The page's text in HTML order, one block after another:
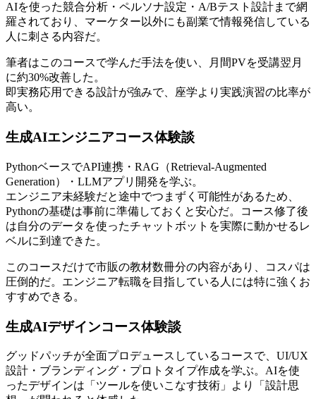
AIを使った競合分析・ペルソナ設定・A/Bテスト設計まで網
羅されており、マーケター以外にも副業で情報発信している
人に刺さる内容だ。
筆者はこのコースで学んだ手法を使い、月間PVを受講翌月
に約30%改善した。
即実務応用できる設計が強みで、座学より実践演習の比率が
高い。
生成AIエンジニアコース体験談
PythonベースでAPI連携・RAG（Retrieval-Augmented
Generation）・LLMアプリ開発を学ぶ。
エンジニア未経験だと途中でつまずく可能性があるため、
Pythonの基礎は事前に準備しておくと安心だ。コース修了後
は自分のデータを使ったチャットボットを実際に動かせるレ
ベルに到達できた。
このコースだけで市販の教材数冊分の内容があり、コスパは
圧倒的だ。エンジニア転職を目指している人には特に強くお
すすめできる。
生成AIデザインコース体験談
グッドパッチが全面プロデュースしているコースで、UI/UX
設計・ブランディング・プロトタイプ作成を学ぶ。AIを使
ったデザインは「ツールを使いこなす技術」より「設計思